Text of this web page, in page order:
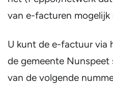
van e-facturen mogelijk
U kunt de e-factuur via
de gemeente Nunspeet
van de volgende